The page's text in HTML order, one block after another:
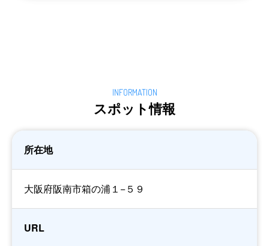
スポット情報
所在地
大阪府阪南市箱の浦１−５９
URL